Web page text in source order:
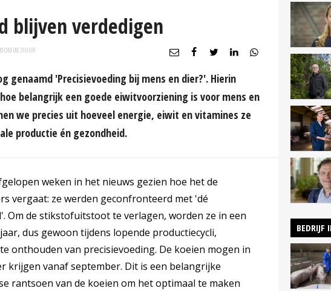
blijven verdedigen
OM 08:31UUR
genaamd 'Precisievoeding bij mens en dier?'. Hierin
belangrijk een goede eiwitvoorziening is voor mens en
we precies uit hoeveel energie, eiwit en vitamines ze
productie én gezondheid.
weken in het nieuws gezien hoe het de
vergaat: ze werden geconfronteerd met 'dé
Om de stikstofuitstoot te verlagen, worden ze in een
dus gewoon tijdens lopende productiecycli,
onthouden van precisievoeding. De koeien mogen in
krijgen vanaf september. Dit is een belangrijke
rantsoen van de koeien om het optimaal te maken
BEDRIJF